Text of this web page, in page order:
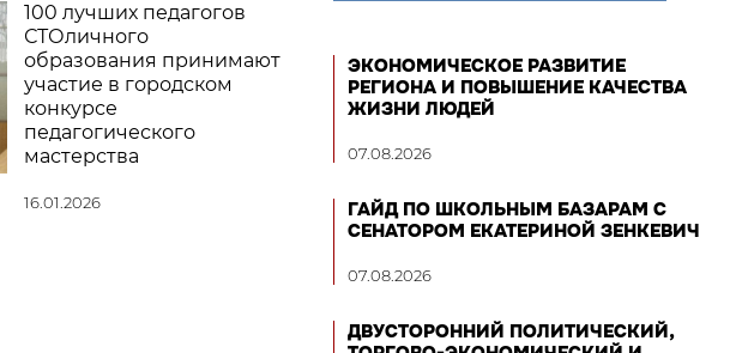
100 лучших педагогов
СТОличного
образования принимают
участие в городском
конкурсе
педагогического
мастерства
16.01.2026
ЭКОНОМИЧЕСКОЕ РАЗВИТИЕ
РЕГИОНА И ПОВЫШЕНИЕ КАЧЕСТВА
ЖИЗНИ ЛЮДЕЙ
07.08.2026
ГАЙД ПО ШКОЛЬНЫМ БАЗАРАМ С
СЕНАТОРОМ ЕКАТЕРИНОЙ ЗЕНКЕВИЧ
07.08.2026
ДВУСТОРОННИЙ ПОЛИТИЧЕСКИЙ,